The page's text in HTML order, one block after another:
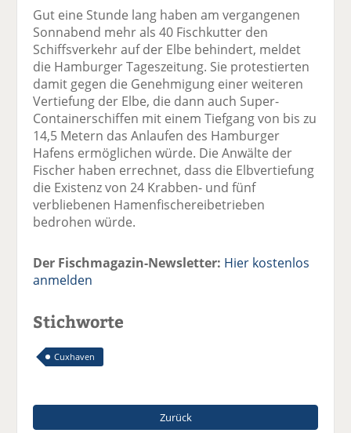
a
uf
F
ac
e
b
o
o
k
te
il
e
t
wi
tt
er
n
a
uf
Li
n
k
e
di
n
te
il
p
er
E
m
ai
v
se
n
e
n
Gut eine Stunde lang haben am vergangenen
Sonnabend mehr als 40 Fischkutter den
Schiffsverkehr auf der Elbe behindert, meldet
die Hamburger Tageszeitung. Sie protestierten
damit gegen die Genehmigung einer weiteren
Vertiefung der Elbe, die dann auch Super-
Containerschiffen mit einem Tiefgang von bis zu
14,5 Metern das Anlaufen des Hamburger
Hafens ermöglichen würde. Die Anwälte der
Fischer haben errechnet, dass die Elbvertiefung
die Existenz von 24 Krabben- und fünf
verbliebenen Hamenfischereibetrieben
bedrohen würde.
Der Fischmagazin-Newsletter: Hier kostenlos
anmelden
Stichworte
Cuxhaven
Zurück